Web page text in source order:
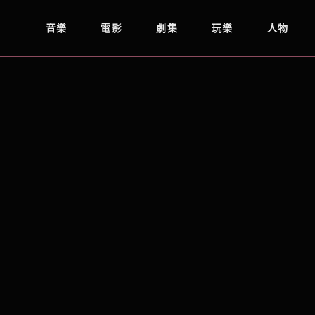
音樂 電影 劇集 玩樂 人物